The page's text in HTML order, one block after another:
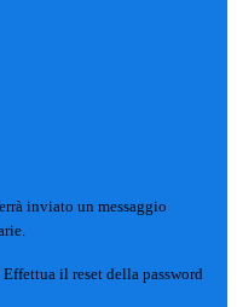
inviato un messaggio
il reset della password